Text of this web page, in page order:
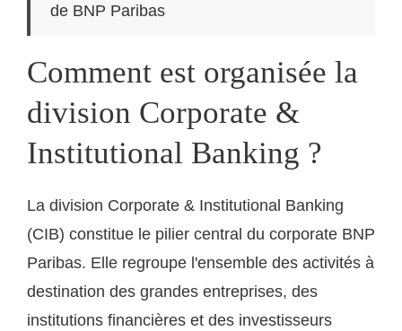
de BNP Paribas
Comment est organisée la
division Corporate &
Institutional Banking ?
La division Corporate & Institutional Banking
(CIB) constitue le pilier central du corporate BNP
Paribas. Elle regroupe l'ensemble des activités à
destination des grandes entreprises, des
institutions financières et des investisseurs